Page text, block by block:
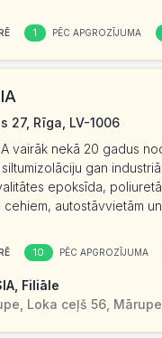
1 PĒC APGROZĪJUMA
27, Rīga, LV-1006
vairāk nekā 20 gadus
gan
epoksīda,
cehiem, autostāvvietām
10 PĒC APGROZĪJUMA
Filiāle
Loka ceļš 56,